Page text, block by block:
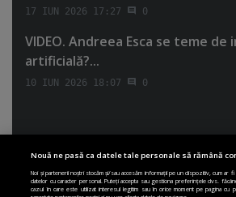
17 IUN 2026 17:27 0
VIDEO. Andreea Esca se teme
artificială?...
10 IUN 2026 18:07 0
Nouă ne pasă ca datele tale personale să rămână
Noi și partenerii noștri stocăm și/sau accesăm informații pe un dispozitiv, cum ar
datelor cu caracter personal. Puteți accepta sau gestiona preferințele dvs.
cazul în care este utilizat interesul legitim sau în orice moment pe pagina cu